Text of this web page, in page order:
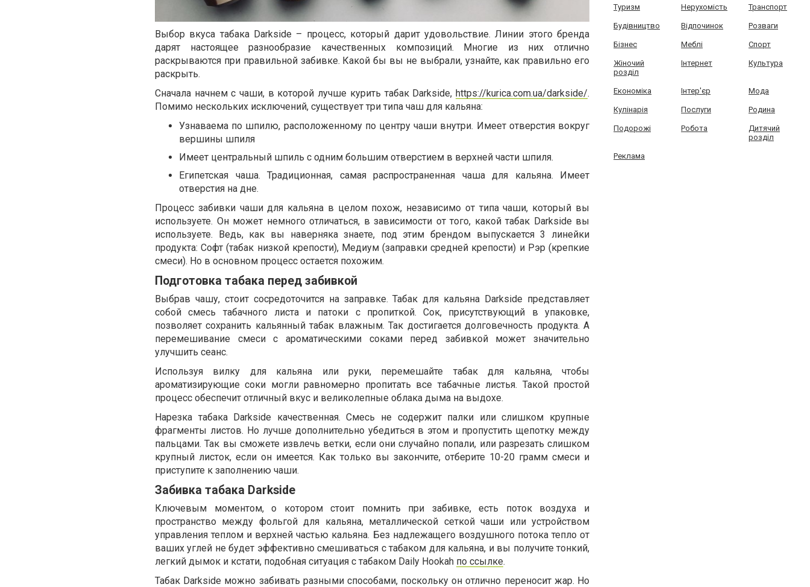
Выбор вкуса табака Darkside – процесс, который дарит удовольствие. Линии этого бренда
дарят настоящее разнообразие качественных композиций. Многие из них отлично
раскрываются при правильной забивке. Какой бы вы не выбрали, узнайте, как правильно его
раскрыть.
Сначала начнем с чаши, в которой лучше курить табак Darkside, https://kurica.com.ua/darkside/.
Помимо нескольких исключений, существует три типа чаш для кальяна:
Узнаваема по шпилю, расположенному по центру чаши внутри. Имеет отверстия вокруг
вершины шпиля
Имеет центральный шпиль с одним большим отверстием в верхней части шпиля.
Египетская чаша. Традиционная, самая распространенная чаша для кальяна. Имеет
отверстия на дне.
Процесс забивки чаши для кальяна в целом похож, независимо от типа чаши, который вы
используете. Он может немного отличаться, в зависимости от того, какой табак Darkside вы
используете. Ведь, как вы наверняка знаете, под этим брендом выпускается 3 линейки
продукта: Софт (табак низкой крепости), Медиум (заправки средней крепости) и Рэр (крепкие
смеси). Но в основном процесс остается похожим.
Подготовка табака перед забивкой
Выбрав чашу, стоит сосредоточится на заправке. Табак для кальяна Darkside представляет
собой смесь табачного листа и патоки с пропиткой. Сок, присутствующий в упаковке,
позволяет сохранить кальянный табак влажным. Так достигается долговечность продукта. А
перемешивание смеси с ароматическими соками перед забивкой может значительно
улучшить сеанс.
Используя вилку для кальяна или руки, перемешайте табак для кальяна, чтобы
ароматизирующие соки могли равномерно пропитать все табачные листья. Такой простой
процесс обеспечит отличный вкус и великолепные облака дыма на выдохе.
Нарезка табака Darkside качественная. Смесь не содержит палки или слишком крупные
фрагменты листов. Но лучше дополнительно убедиться в этом и пропустить щепотку между
пальцами. Так вы сможете извлечь ветки, если они случайно попали, или разрезать слишком
крупный листок, если он имеется. Как только вы закончите, отберите 10-20 грамм смеси и
приступите к заполнению чаши.
Забивка табака Darkside
Ключевым моментом, о котором стоит помнить при забивке, есть поток воздуха и
пространство между фольгой для кальяна, металлической сеткой чаши или устройством
управления теплом и верхней частью кальяна. Без надлежащего воздушного потока тепло от
ваших углей не будет эффективно смешиваться с табаком для кальяна, и вы получите тонкий,
легкий дымок и кстати, подобная ситуация с табаком Daily Hookah по ссылке.
Табак Darkside можно забивать разными способами, поскольку он отлично переносит жар. Но
Туризм Нерухомість Транспорт
Будівництво Відпочинок Розваги
Бізнес Меблі Спорт
Жіночий
розділ
Інтернет Культура
Економіка Інтер'єр Мода
Кулінарія Послуги Родина
Подорожі Робота
Дитячий
розділ
Реклама